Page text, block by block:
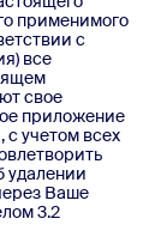
применимого
с
все
свое
приложение
с учетом всех
удалении
Ваше
3.2